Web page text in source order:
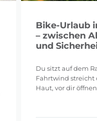
Bike-Urlaub
– zwischen
und
Du sitzt auf dem
Fahrtwind streicht
Haut, vor dir öffnen